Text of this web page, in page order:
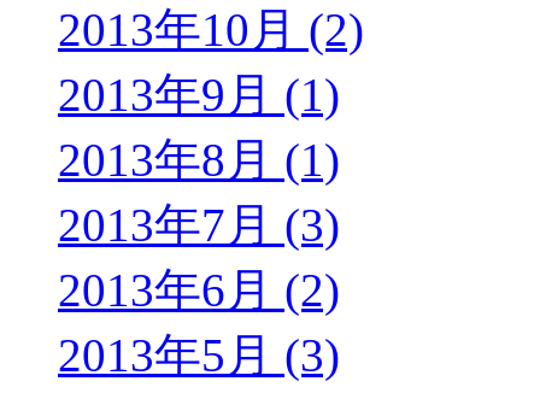
2013年10月 (2)
2013年9月 (1)
2013年8月 (1)
2013年7月 (3)
2013年6月 (2)
2013年5月 (3)